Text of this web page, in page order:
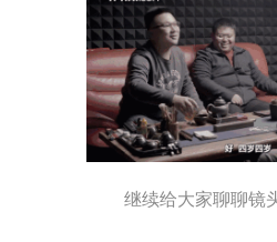
继续给大家聊聊镜